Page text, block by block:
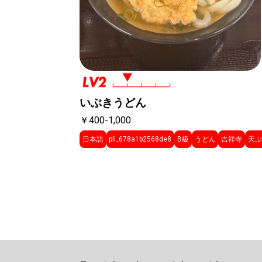
いぶきうどん
￥400-1,000
日本語 pll_678a1b2568de8 B級 うどん 吉祥寺 天